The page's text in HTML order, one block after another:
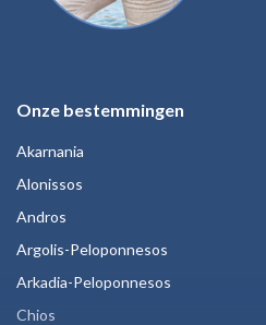
Onze bestemmingen
Akarnania
Alonissos
Andros
Argolis-Peloponnesos
Arkadia-Peloponnesos
Chios